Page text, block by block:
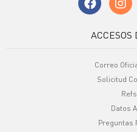
ACCESOS
Correo
Solicitud
Datos
Preguntas